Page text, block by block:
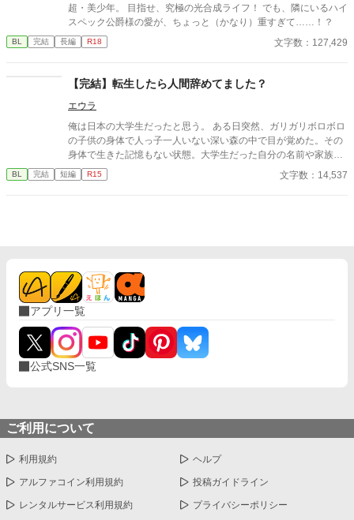
超・美少年。 目指せ、究極の光合成ライフ！ でも、隣にいるハイ
スペック公爵様の愛が、ちょっと（かなり）重すぎて……！？
BL 完結 長編 R18 文字数：127,429
【完結】転生したら人間辞めてました？
エウラ
俺は日本の大学生だったと思う。 ある日突然、ガリガリボロボロ
の子供の身体で人っ子一人いない深い森の中で目が覚めた。その
身体で生きた記憶もない状態。大学生だった自分の名前や家族構
成、友人なども覚えていない。 ここで生きるための知識もなく途
方に暮れていると、冒険者だという男が偶然現れて保護してくれ
ざいます。助かります。
BL 完結 短編 R15 文字数：14,537
アプリ一覧
公式SNS一覧
ご利用について
利用規約 ヘルプ
アルファコイン利用規約 投稿ガイドライン
レンタルサービス利用規約 プライバシーポリシー